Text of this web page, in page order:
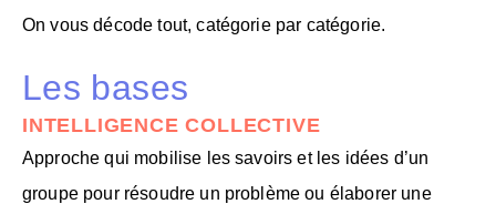
On vous décode tout, catégorie par catégorie.
Les bases
INTELLIGENCE COLLECTIVE
Approche qui mobilise les savoirs et les idées d’un
groupe pour résoudre un problème ou élaborer une